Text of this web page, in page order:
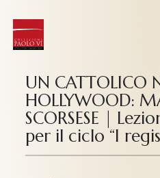
UN CATTOLICO
HOLLYWOOD:
SCORSESE |
per il ciclo “I